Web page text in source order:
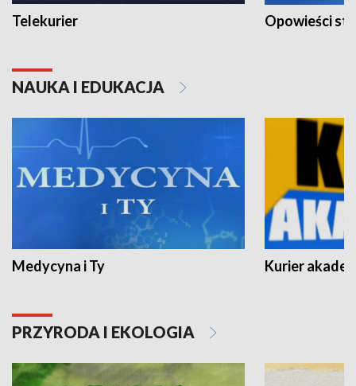
Telekurier Opowieści
NAUKA I EDUKACJA
Medycyna i Ty Kurier
PRZYRODA I EKOLOGIA